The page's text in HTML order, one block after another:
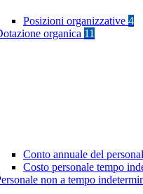
Posizioni organizzative 4
organica 11
Conto annuale del
Costo personale tempo
non a tempo